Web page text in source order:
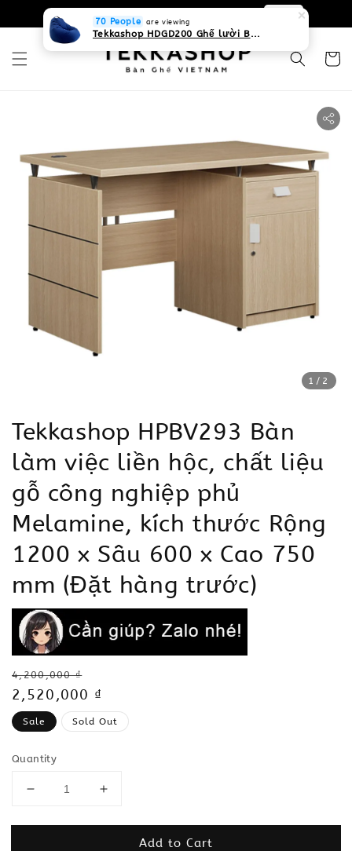
0931268840 Liên hệ với chúng tôi
1 /2
Tekkashop HPBV293 Bàn
làm việc liền hộc, chất liệu
gỗ công nghiệp phủ
Melamine, kích thước Rộng
1200 x Sâu 600 x Cao 750
mm (Đặt hàng trước)
Regular
price
4,200,000 ₫
Sale
price
2,520,000 ₫
Sale Sold Out
Quantity
Add to Cart
70 People are viewing
Tekkashop HDGD200 Ghế lười Beanbag form truyền thống, chất liệu Olefin canvas kháng nước, màu xanh biển, có thể sử dụng trong nhà và cả ngoài trời, có quai xách